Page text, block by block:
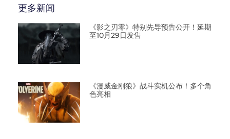
更多新闻
《影之刃零》特别先导预告公开！延期
至10月29日发售
《漫威金刚狼》战斗实机公布！多个角
色亮相